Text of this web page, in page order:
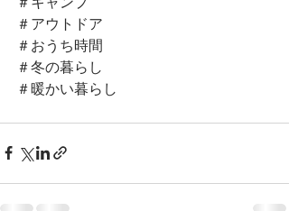
＃アウトドア
＃おうち時間
＃冬の暮らし
＃暖かい暮らし